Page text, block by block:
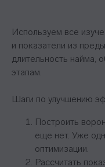
Используем все
и показатели из
длительность
этапам.
Шаги по улучшению
Построить
еще нет. Уже
оптимизации.
Рассчитать